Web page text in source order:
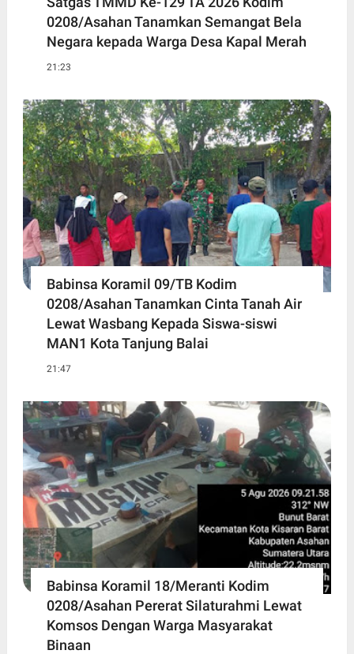
0208/Asahan Tanamkan Semangat Bela
Negara kepada Warga Desa Kapal Merah
21:23
Babinsa Koramil 09/TB Kodim
0208/Asahan Tanamkan Cinta Tanah Air
Lewat Wasbang Kepada Siswa-siswi
MAN1 Kota Tanjung Balai
21:47
Babinsa Koramil 18/Meranti Kodim
0208/Asahan Pererat Silaturahmi Lewat
Komsos Dengan Warga Masyarakat
Binaan